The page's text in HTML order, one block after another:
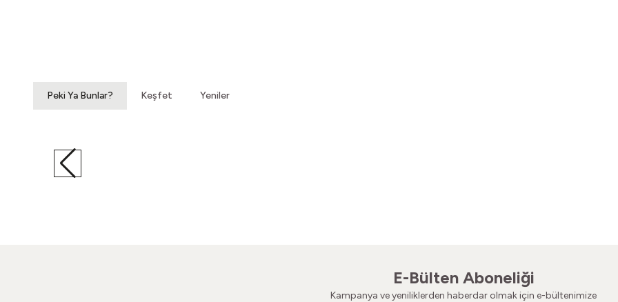
Peki Ya Bunlar? Keşfet Yeniler
E-Bülten Aboneliği
Kampanya ve yeniliklerden haberdar olmak için e-bültenimize